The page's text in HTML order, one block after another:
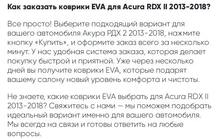
Как заказать коврики EVA для Acura RDX II 2013-2018?
Все просто! Выберите подходящий вариант для
вашего автомобиля Акура РДХ 2 2013-2018, нажмите
кнопку «Купить», и оформите заказ всего за несколько
минут. У нас удобная система заказа, которая делает
покупку быстрой и приятной. Уже через несколько
дней вы получите коврики EVA, которые подарят
вашему салону новый уровень комфорта и чистоты.
Не знаете, какие коврики EVA выбрать для Acura RDX II
2013-2018? Свяжитесь с нами — мы поможем подобрать
идеальный вариант именно для вашего автомобиля.
Мы всегда на связи и готовы ответить на любые
вопросы.